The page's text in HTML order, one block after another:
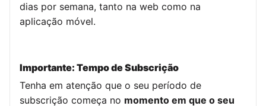
dias por semana, tanto na web como na
aplicação móvel.
Importante: Tempo de Subscrição
Tenha em atenção que o seu período de
subscrição começa no momento em que o seu